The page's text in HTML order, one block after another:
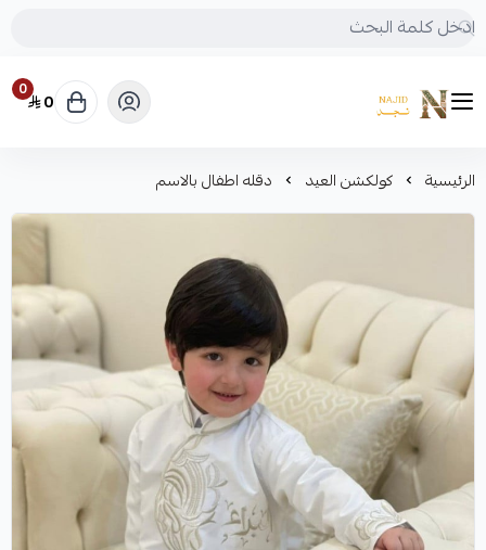
متجر نجد
0 0
الرئيسية كولكشن العيد دقله اطفال بالاسم